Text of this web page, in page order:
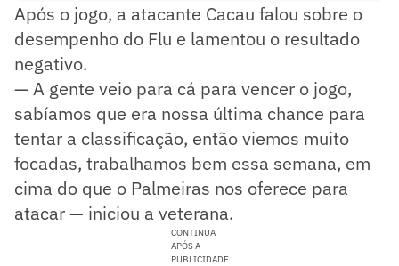
Após o jogo, a atacante Cacau falou sobre o
desempenho do Flu e lamentou o resultado
negativo.
— A gente veio para cá para vencer o jogo,
sabíamos que era nossa última chance para
tentar a classificação, então viemos muito
focadas, trabalhamos bem essa semana, em
cima do que o Palmeiras nos oferece para
atacar — iniciou a veterana.
CONTINUA
APÓS A
PUBLICIDADE